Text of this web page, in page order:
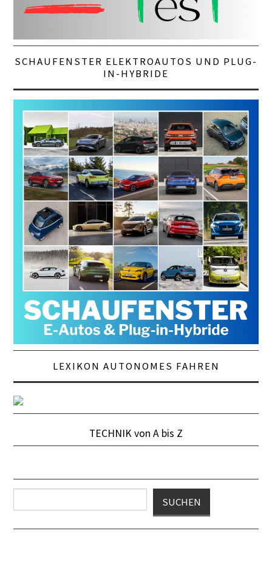
SCHAUFENSTER ELEKTROAUTOS UND PLUG-
IN-HYBRIDE
LEXIKON AUTONOMES FAHREN
TECHNIK von A bis Z
SUCHEN